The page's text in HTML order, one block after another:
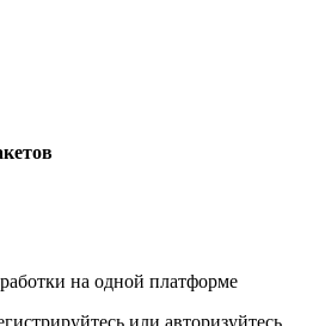
на одной платформе
или авторизуйтесь